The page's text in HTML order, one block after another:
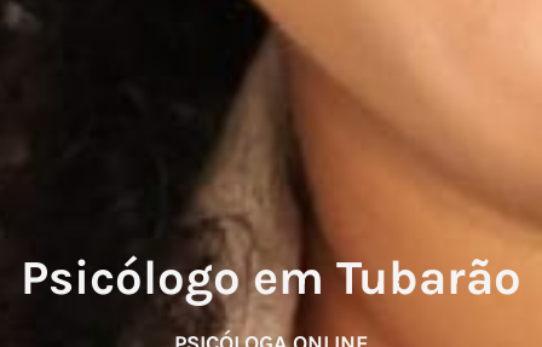
Psicólogo em Tubarão